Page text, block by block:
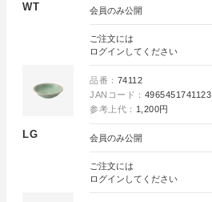
WT 会員のみ公開
ご注文には
ログイン してください
LG
品番： 74112
JANコード： 4965451741123
参考上代： 1,200円
会員のみ公開
ご注文には
ログイン してください